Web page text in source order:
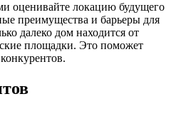
оценивайте локацию будущего
преимущества и барьеры для
далеко дом находится от
площадки. Это поможет